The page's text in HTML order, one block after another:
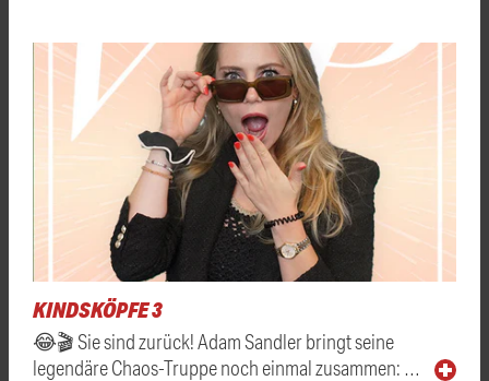
KINDSKÖPFE 3
😂🎬 Sie sind zurück! Adam Sandler bringt seine
legendäre Chaos-Truppe noch einmal zusammen: …